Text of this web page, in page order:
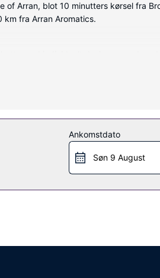
of Arran, blot 10 minutters kørsel fra
km fra Arran Aromatics.
Ankomstdato
Søn 9 August